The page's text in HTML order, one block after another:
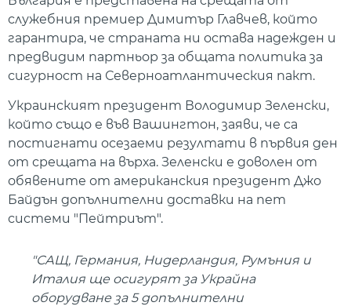
служебния премиер Димитър Главчев, който
гарантира, че страната ни остава надежден и
предвидим партньор за общата политика за
сигурност на Северноатлантическия пакт.
Украинският президент Володимир Зеленски,
който също е във Вашингтон, заяви, че са
постигнати осезаеми резултати в първия ден
от срещата на върха. Зеленски е доволен от
обявените от американския президент Джо
Байдън допълнителни доставки на пет
системи "Пейтриът".
"САЩ, Германия, Нидерландия, Румъния и
Италия ще осигурят за Украйна
оборудване за 5 допълнителни